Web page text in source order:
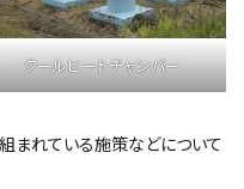
クールヒートチャンバー
まれている施策などについて